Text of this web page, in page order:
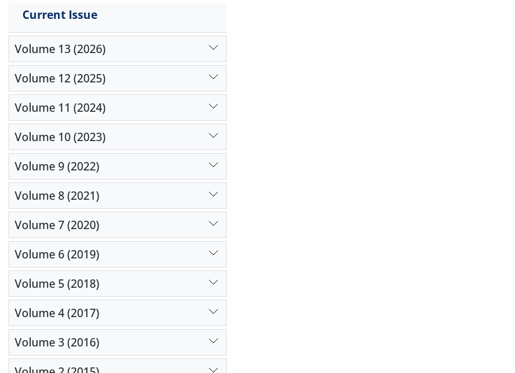
Current Issue
Volume 13 (2026)
Volume 12 (2025)
Volume 11 (2024)
Volume 10 (2023)
Volume 9 (2022)
Volume 8 (2021)
Volume 7 (2020)
Volume 6 (2019)
Volume 5 (2018)
Volume 4 (2017)
Volume 3 (2016)